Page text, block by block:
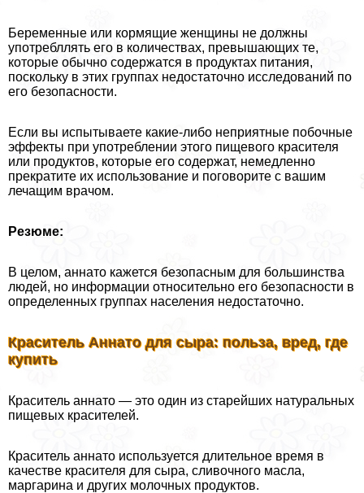
Беременные или кормящие женщины не должны
употрeбллять его в количествах, превышающих те,
которые обычно содержатся в продуктах питания,
поскольку в этих группах недостаточно исследований по
его безопасности.
Если вы испытываете какие-либо неприятные побочные
эффекты при употрeблении этого пищевого красителя
или продуктов, которые его содержат, немедленно
прекратите их использование и поговорите с вашим
лечащим врачом.
Резюме:
В целом, аннато кажется безопасным для большинства
людей, но информации относительно его безопасности в
определенных группах населения недостаточно.
Краситель Аннато для сыра: польза, вред, где
купить
Краситель аннато — это один из старейших натуральных
пищевых красителей.
Краситель аннато используется длительное время в
качестве красителя для сыра, сливочного масла,
маргарина и других молочных продуктов.